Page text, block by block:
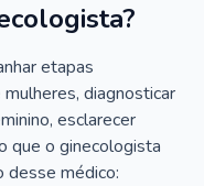
etapas
diagnosticar
esclarecer
que o ginecologista
desse médico: